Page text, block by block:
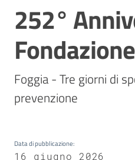
Comunicazione
e
media
Concorsi
Istituti
di
Salta al contenuto
252°
Foggia - Tre giorni di
prevenzione
Data di pubblicazione:
16 giugno 2026